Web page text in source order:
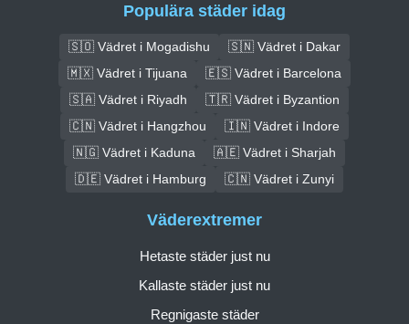
Populära städer idag
🇸🇴 Vädret i Mogadishu
🇸🇳 Vädret i Dakar
🇲🇽 Vädret i Tijuana
🇪🇸 Vädret i Barcelona
🇸🇦 Vädret i Riyadh
🇹🇷 Vädret i Byzantion
🇨🇳 Vädret i Hangzhou
🇮🇳 Vädret i Indore
🇳🇬 Vädret i Kaduna
🇦🇪 Vädret i Sharjah
🇩🇪 Vädret i Hamburg
🇨🇳 Vädret i Zunyi
Väderextremer
Hetaste städer just nu
Kallaste städer just nu
Regnigaste städer